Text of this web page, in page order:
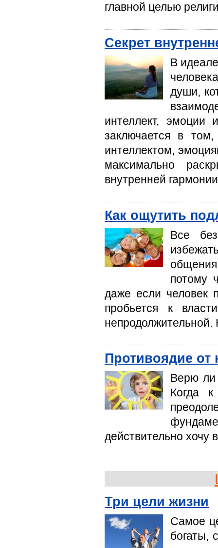
главной целью
Секрет
В
души,
интеллект, эмоции
заключается в
интеллектом,
максимально
внутренней
Как ощутить
Все
потому
даже если человек
пробьется к
непродолжительной.
Противоядие от
Верю ли
Когда
действительно хочу
Три цели жизни
Самое
богаты,